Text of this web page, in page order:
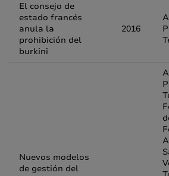
El consejo de
estado francés
anula la
prohibición del
burkini
2016
Nuevos modelos
de gestión del